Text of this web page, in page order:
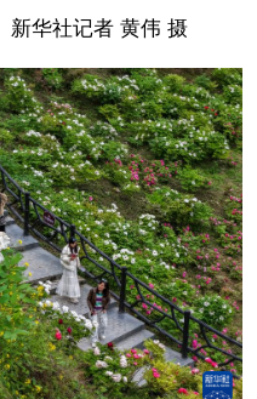
新华社记者 黄伟 摄